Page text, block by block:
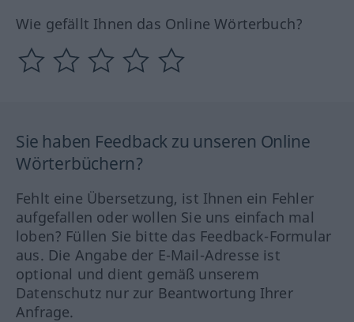
Wie gefällt Ihnen das Online Wörterbuch?
Sie haben Feedback zu unseren Online
Wörterbüchern?
Fehlt eine Übersetzung, ist Ihnen ein Fehler
aufgefallen oder wollen Sie uns einfach mal
loben? Füllen Sie bitte das Feedback-Formular
aus. Die Angabe der E-Mail-Adresse ist
optional und dient gemäß unserem
Datenschutz nur zur Beantwortung Ihrer
Anfrage.